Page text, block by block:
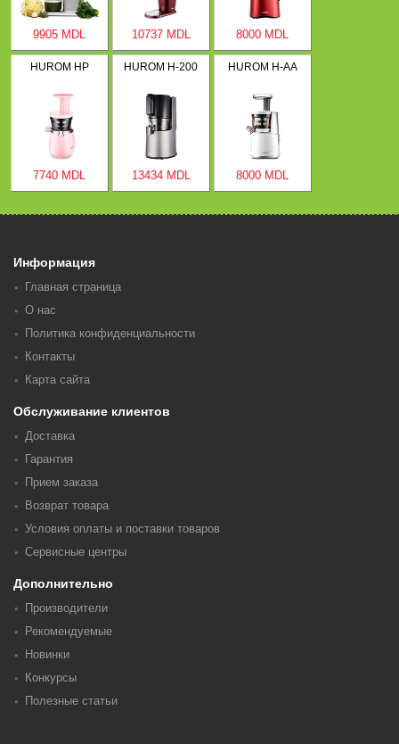
9905 MDL 10737 MDL 8000 MDL
HUROM HP
7740 MDL
HUROM H-200
13434 MDL
HUROM H-AA
8000 MDL
Информация
Главная страница
О нас
Политика конфиденциальности
Контакты
Карта сайта
Обслуживание клиентов
Доставка
Гарантия
Прием заказа
Возврат товара
Условия оплаты и поставки товаров
Сервисные центры
Дополнительно
Производители
Рекомендуемые
Новинки
Конкурсы
Полезные статьи